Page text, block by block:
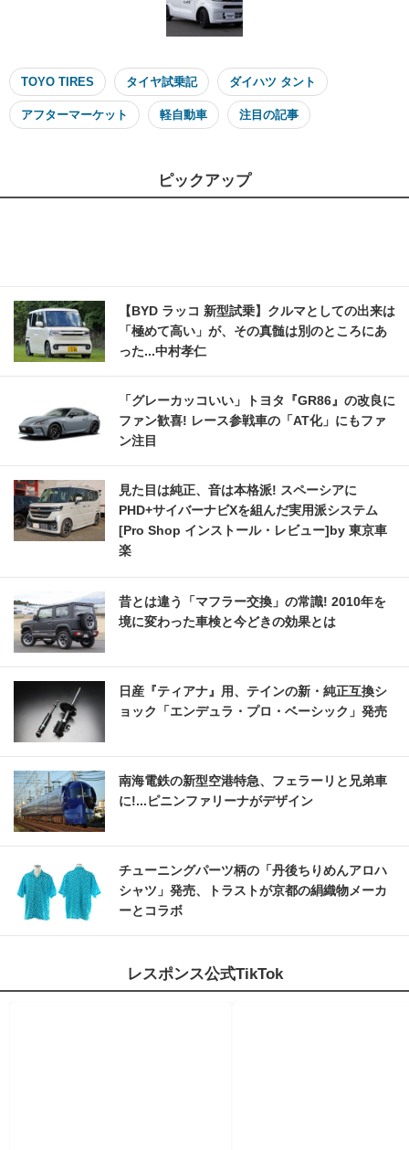
TOYO TIRES タイヤ試乗記 ダイハツ タント
アフターマーケット 軽自動車 注目の記事
ピックアップ
【BYD ラッコ 新型試乗】クルマとしての出来は
「極めて高い」が、その真髄は別のところにあ
った...中村孝仁
「グレーカッコいい」トヨタ『GR86』の改良に
ファン歓喜! レース参戦車の「AT化」にもファ
ン注目
見た目は純正、音は本格派! スペーシアに
PHD+サイバーナビXを組んだ実用派システム
[Pro Shop インストール・レビュー]by 東京車
楽
昔とは違う「マフラー交換」の常識! 2010年を
境に変わった車検と今どきの効果とは
日産『ティアナ』用、テインの新・純正互換シ
ョック「エンデュラ・プロ・ベーシック」発売
南海電鉄の新型空港特急、フェラーリと兄弟車
に!...ピニンファリーナがデザイン
チューニングパーツ柄の「丹後ちりめんアロハ
シャツ」発売、トラストが京都の絹織物メーカ
ーとコラボ
レスポンス公式TikTok